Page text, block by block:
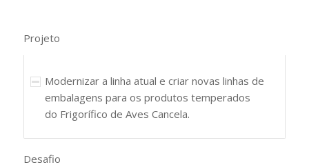
Projeto
Modernizar a linha atual e criar novas linhas de
embalagens para os produtos temperados
do Frigorífico de Aves Cancela.
Desafio